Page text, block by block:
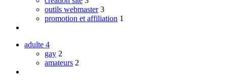
outils webmaster 3
promotion et affiliation 1
adulte 4
gay 2
amateurs 2